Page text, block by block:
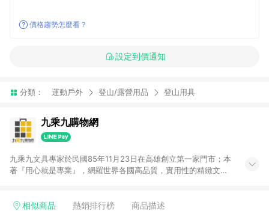
價格趨勢怎麼看？
設定到價通知
分類： 運動戶外 登山/露營用品 登山用具
九乘九購物網
九乘九文具專家於民國85年11月23日在高雄創立第一家門市；本
著『用心就是專業』，網羅世界各國高品質，實用性的精緻文具
非店舖通路及整合虛實行銷為目標，並以完整的物流倉儲系統，
相似商品 熱銷排行榜 商品描述